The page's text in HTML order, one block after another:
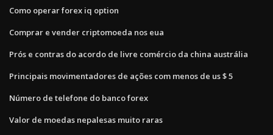
Como operar forex iq option
Comprar e vender criptomoeda nos eua
Prós e contras do acordo de livre comércio da china austrália
Principais movimentadores de ações com menos de us $ 5
Número de telefone do banco forex
Valor de moedas nepalesas muito raras